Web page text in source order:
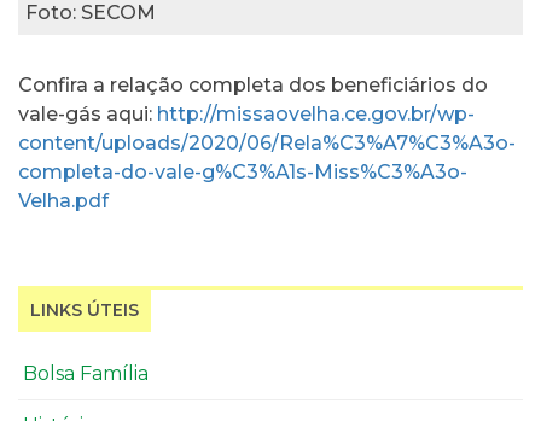
Foto: SECOM
Confira a relação completa dos beneficiários do
vale-gás aqui: http://missaovelha.ce.gov.br/wp-
content/uploads/2020/06/Rela%C3%A7%C3%A3o-
completa-do-vale-g%C3%A1s-Miss%C3%A3o-
Velha.pdf
LINKS ÚTEIS
Bolsa Família